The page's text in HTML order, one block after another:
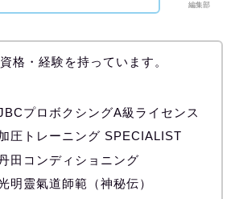
編集部
格・経験を持っています。
プロボクシングA級ライセンス
圧トレーニング SPECIALIST
田コンディショニング
明靈氣道師範（神秘伝）